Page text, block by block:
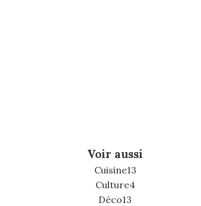
Voir aussi
Cuisine13
Culture4
Déco13